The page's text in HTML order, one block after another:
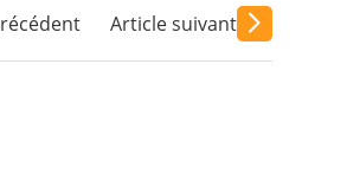
Article suivant